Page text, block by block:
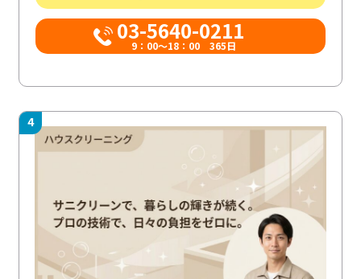
03-5640-0211
9：00～18：00 365日
4